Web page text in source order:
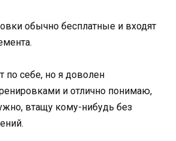
обычно бесплатные и входят
себе, но я доволен
и отлично понимаю,
втащу кому-нибудь без